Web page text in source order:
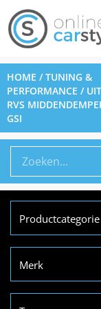
HOME /TUNING &
PERFORMANCE /
RVS
GSI
Productcategorie
Merk